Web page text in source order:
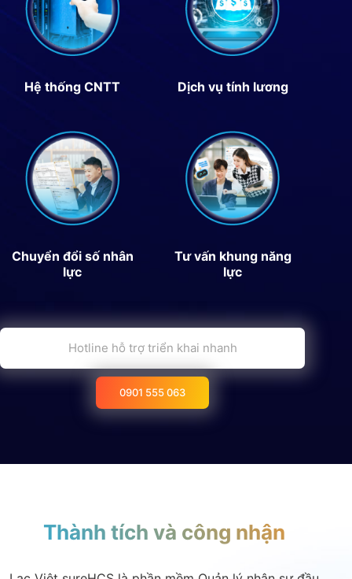
Hệ thống CNTT Dịch vụ tính lương
Chuyển đổi số nhân
lực
Tư vấn khung năng
lực
Hotline hỗ trợ triển khai nhanh
0901 555 063
Thành tích và công nhận